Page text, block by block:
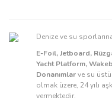
Denize ve su
E-Foil, Jetboard,
Yacht Platform,
Donanımlarve su
olmak üzere, 24 yılı
vermektedir.